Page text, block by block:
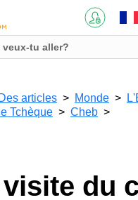
Des articles Monde
Tchèque
Cheb
du